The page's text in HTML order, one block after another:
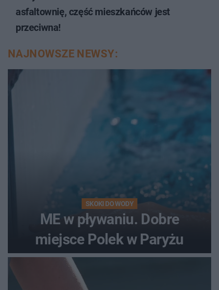
asfaltownię, część mieszkańców jest
przeciwna!
NAJNOWSZE NEWSY:
SKOKI DO WODY
ME w pływaniu. Dobre
miejsce Polek w Paryżu